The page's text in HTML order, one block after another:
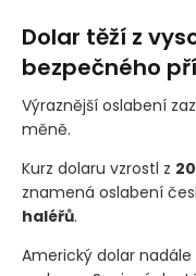
Dolar těží z
bezpečného
Výraznější oslabení
měně.
Kurz dolaru vzrostl z
znamená oslabení
haléřů.
Americký dolar